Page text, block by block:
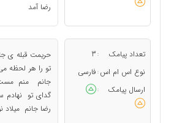
رضا آمد
تعداد پیامک :
3
نوع اس ام اس : فارسی
ارسال پیامک
:
حریمت قبله ی
تو را هر لحظه
جانم منم
گدای تو نهادم
رضا جانم میلاد